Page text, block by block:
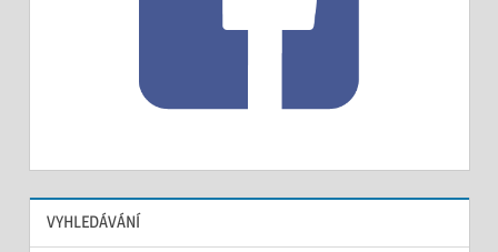
VYHLEDÁVÁNÍ